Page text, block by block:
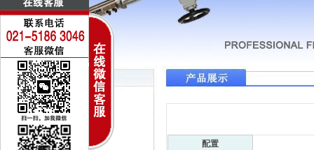
调节阀(控制阀)系列
电动调节阀
气动调节阀
配置